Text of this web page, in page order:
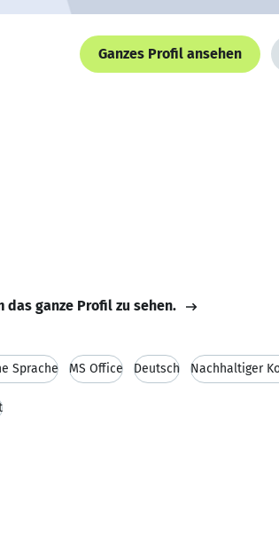
Ganzes Profil ansehen
das ganze Profil zu sehen.
Sprache MS Office Deutsch Nachhaltiger